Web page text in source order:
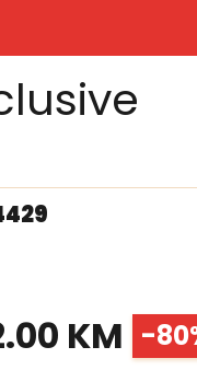
KM -